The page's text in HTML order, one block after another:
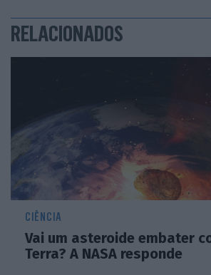
RELACIONADOS
CIÊNCIA
Vai um asteroide embater
Terra? A NASA responde